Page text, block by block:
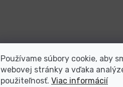
Používame súbory cookie, aby
webovej stránky a vďaka
použiteľnosť. Viac informácií